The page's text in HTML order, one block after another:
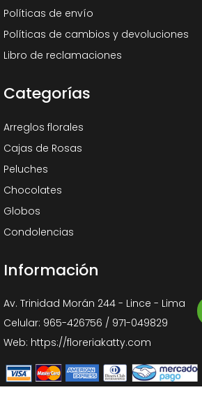
Políticas de envío
Políticas de cambios y devoluciones
Libro de reclamaciones
Categorías
Arreglos florales
Cajas de Rosas
Peluches
Chocolates
Globos
Condolencias
Información
Av. Trinidad Morán 244 - Lince - Lima
Celular: 965-426756 / 971-049829
Web: https://floreriakatty.com